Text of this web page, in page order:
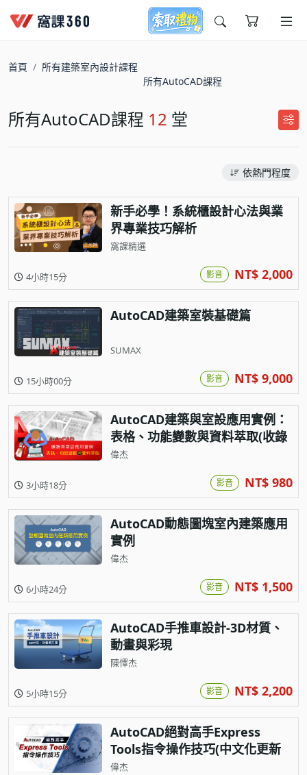
今天想要學什麼?
首頁
所有建築室內設計課程
所有AutoCAD課程
所有AutoCAD課程 12 堂
依熱門程度
新手必學！系統櫃設計心法與業
界專業技巧解析
窩課精選
4小時15分 影音 NT$ 2,000
AutoCAD建築室裝基礎篇
SUMAX
15小時00分 影音 NT$ 9,000
AutoCAD建築與室設應用實例：
表格、功能變數與資料萃取(收錄
超實用測量小程式)
偉杰
3小時18分 影音 NT$ 980
AutoCAD動態圖塊室內建築應用
實例
偉杰
6小時24分 影音 NT$ 1,500
AutoCAD手推車設計-3D材質、
動畫與彩現
陳懌杰
5小時15分 影音 NT$ 2,200
AutoCAD絕對高手Express
Tools指令操作技巧(中文化更新
至2027版)
偉杰